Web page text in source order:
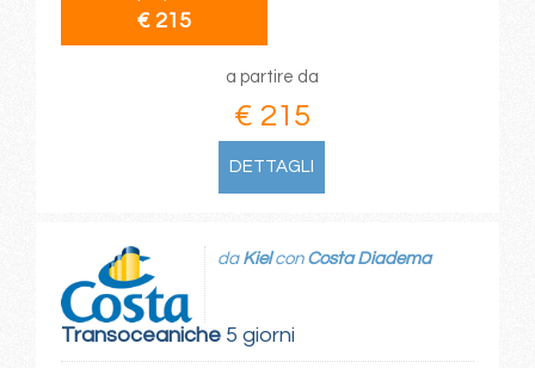
€ 215
a partire da
€ 215
DETTAGLI
Transoceaniche5 giorni
da Kielcon Costa Diadema